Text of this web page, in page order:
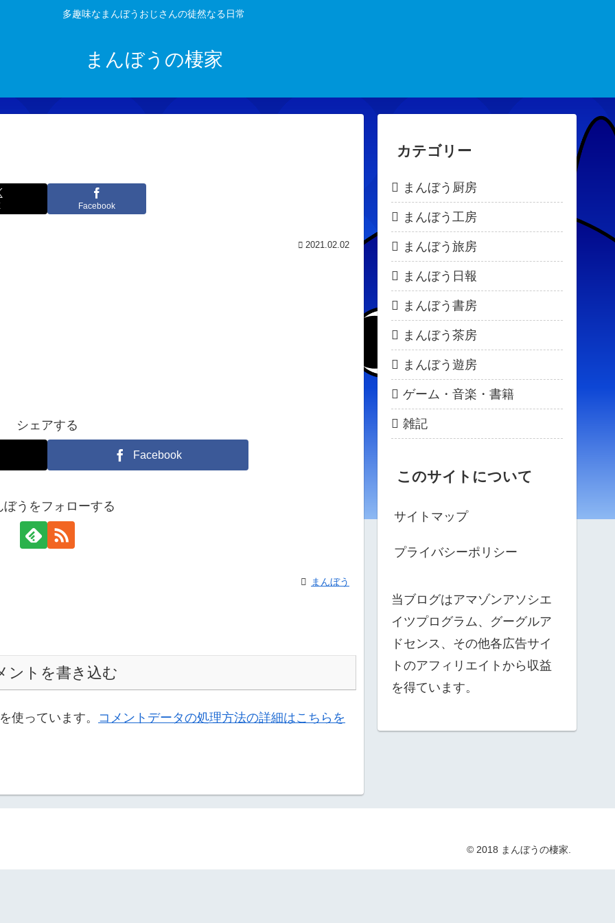
多趣味なまんぼうおじさんの徒然なる日常
まんぼうの棲家
Facebook
2021.02.02
シェアする
Facebook
ぼうをフォローする
まんぼう
ントを書き込む
使っています。 コメントデータの処理方法の詳細はこちらを
カテゴリー
まんぼう厨房
まんぼう工房
まんぼう旅房
まんぼう日報
まんぼう書房
まんぼう茶房
まんぼう遊房
ゲーム・音楽・書籍
雑記
このサイトについて
サイトマップ
プライバシーポリシー
当ブログはアマゾンアソシエ
イツプログラム、グーグルア
ドセンス、その他各広告サイ
トのアフィリエイトから収益
を得ています。
© 2018 まんぼうの棲家.